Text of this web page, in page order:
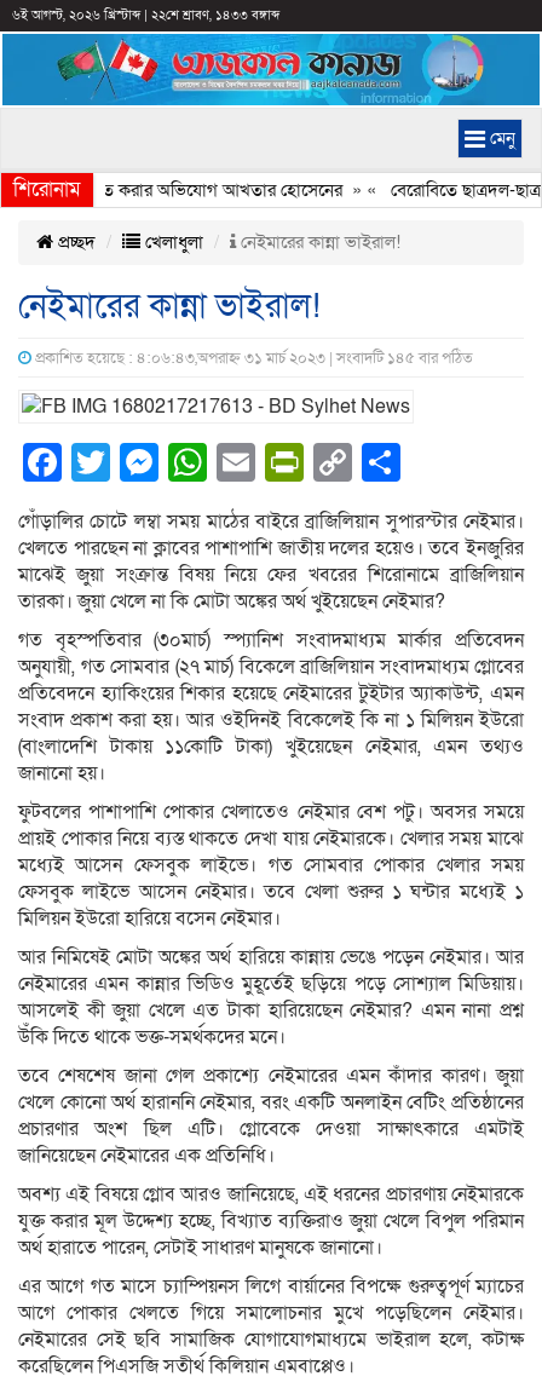
৬ই আগস্ট, ২০২৬ খ্রিস্টাব্দ| ২২শে শ্রাবণ, ১৪৩৩ বঙ্গাব্দ
মেনু
শিরোনাম
ইতিহাস বিকৃত করার অভিযোগ আখতার হোসেনের» « বেরোবিতে ছাত্রদল-
প্রচ্ছদ খেলাধুলা নেইমারের কান্না ভাইরাল!
নেইমারের কান্না ভাইরাল!
প্রকাশিত হয়েছে : ৪:০৬:৪৩,অপরাহ্ন ৩১ মার্চ ২০২৩ | সংবাদটি ১৪৫ বার পঠিত
Facebook
Twitter
Messenger
WhatsApp
EmailPrintFriendly
Copy
Link
গোঁড়ালির চোটে লম্বা সময় মাঠের বাইরে ব্রাজিলিয়ান সুপারস্টার নেইমার।
খেলতে পারছেন না ক্লাবের পাশাপাশি জাতীয় দলের হয়েও। তবে ইনজুরির
মাঝেই জুয়া সংক্রান্ত বিষয় নিয়ে ফের খবরের শিরোনামে ব্রাজিলিয়ান
তারকা। জুয়া খেলে না কি মোটা অঙ্কের অর্থ খুইয়েছেন নেইমার?
গত বৃহস্পতিবার (৩০মার্চ) স্প্যানিশ সংবাদমাধ্যম মার্কার প্রতিবেদন
অনুযায়ী, গত সোমবার (২৭ মার্চ) বিকেলে ব্রাজিলিয়ান সংবাদমাধ্যম গ্লোবের
প্রতিবেদনে হ্যাকিংয়ের শিকার হয়েছে নেইমারের টুইটার অ্যাকাউন্ট, এমন
সংবাদ প্রকাশ করা হয়। আর ওইদিনই বিকেলেই কি না ১ মিলিয়ন ইউরো
(বাংলাদেশি টাকায় ১১কোটি টাকা) খুইয়েছেন নেইমার, এমন তথ্যও
জানানো হয়।
ফুটবলের পাশাপাশি পোকার খেলাতেও নেইমার বেশ পটু। অবসর সময়ে
প্রায়ই পোকার নিয়ে ব্যস্ত থাকতে দেখা যায় নেইমারকে। খেলার সময় মাঝে
মধ্যেই আসেন ফেসবুক লাইভে। গত সোমবার পোকার খেলার সময়
ফেসবুক লাইভে আসেন নেইমার। তবে খেলা শুরুর ১ ঘন্টার মধ্যেই ১
মিলিয়ন ইউরো হারিয়ে বসেন নেইমার।
আর নিমিষেই মোটা অঙ্কের অর্থ হারিয়ে কান্নায় ভেঙে পড়েন নেইমার। আর
নেইমারের এমন কান্নার ভিডিও মুহূর্তেই ছড়িয়ে পড়ে সোশ্যাল মিডিয়ায়।
আসলেই কী জুয়া খেলে এত টাকা হারিয়েছেন নেইমার? এমন নানা প্রশ্ন
উঁকি দিতে থাকে ভক্ত-সমর্থকদের মনে।
তবে শেষশেষ জানা গেল প্রকাশ্যে নেইমারের এমন কাঁদার কারণ। জুয়া
খেলে কোনো অর্থ হারাননি নেইমার, বরং একটি অনলাইন বেটিং প্রতিষ্ঠানের
প্রচারণার অংশ ছিল এটি। গ্লোবেকে দেওয়া সাক্ষাৎকারে এমটাই
জানিয়েছেন নেইমারের এক প্রতিনিধি।
অবশ্য এই বিষয়ে গ্লোব আরও জানিয়েছে, এই ধরনের প্রচারণায় নেইমারকে
যুক্ত করার মূল উদ্দেশ্য হচ্ছে, বিখ্যাত ব্যক্তিরাও জুয়া খেলে বিপুল পরিমান
অর্থ হারাতে পারেন, সেটাই সাধারণ মানুষকে জানানো।
এর আগে গত মাসে চ্যাম্পিয়নস লিগে বার্য়ানের বিপক্ষে গুরুত্বপূর্ণ ম্যাচের
আগে পোকার খেলতে গিয়ে সমালোচনার মুখে পড়েছিলেন নেইমার।
নেইমারের সেই ছবি সামাজিক যোগাযোগমাধ্যমে ভাইরাল হলে, কটাক্ষ
করেছিলেন পিএসজি সতীর্থ কিলিয়ান এমবাপ্পেও।